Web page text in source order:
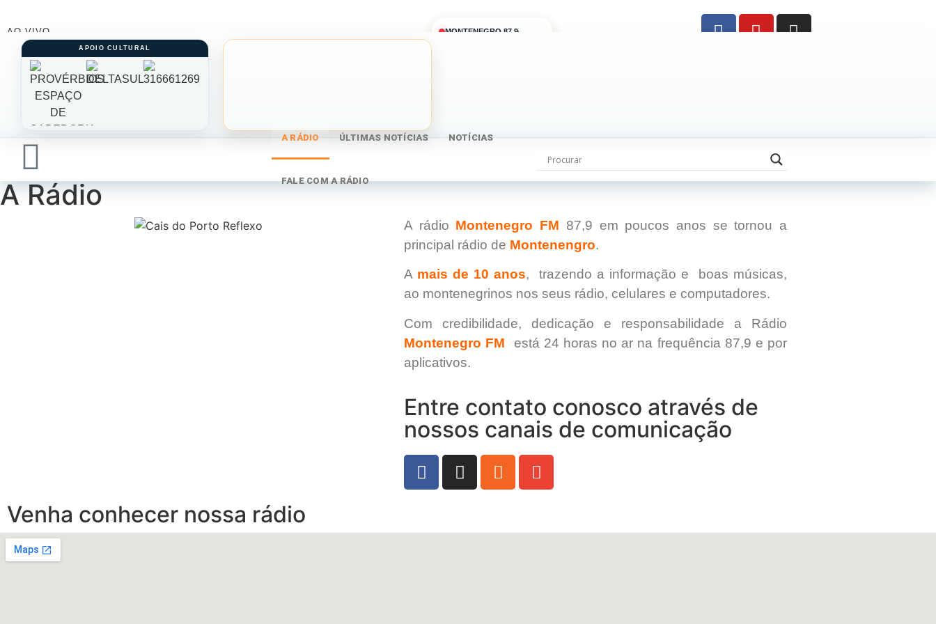
AO VIVO MONTENEGRO 87,9
A RÁDIO ÚLTIMAS NOTÍCIAS NOTÍCIAS
FALE COM A RÁDIO
A Rádio
A rádio Montenegro FM 87,9 em poucos anos se tornou a
principal rádio de Montenengro.
A mais de 10 anos, trazendo a informação e boas músicas,
ao montenegrinos nos seus rádio, celulares e computadores.
Com credibilidade, dedicação e responsabilidade a Rádio
Montenegro FM
está 24 horas no ar na frequência 87,9 e por
aplicativos.
Entre contato conosco através de
nossos canais de comunicação
Venha conhecer nossa rádio